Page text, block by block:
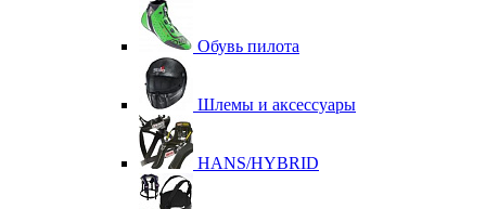
Обувь пилота
Шлемы и аксессуары
HANS/HYBRID